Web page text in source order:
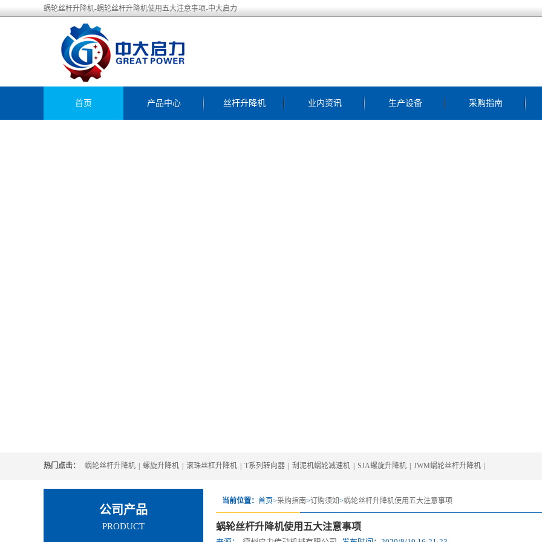
蜗轮丝杆升降机-蜗轮丝杆升降机使用五大注意事项-中大启力
首页 产品中心 丝杆升降机 业内资讯 生产设备 采购指南
热门点击： 蜗轮丝杆升降机 螺旋升降机 滚珠丝杠升降机 T系列转向器 刮泥机蜗轮减速机 SJA螺旋升降机 JWM蜗轮丝杆升降机
当前位置： 首页>采购指南>订购须知>蜗轮丝杆升降机使用五大注意事项
蜗轮丝杆升降机使用五大注意事项
公司产品
PRODUCT